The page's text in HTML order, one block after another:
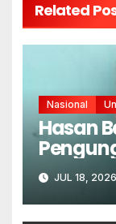
Related
Nasional
Hasan
Febri
Korupsi
JUL 18, 2026